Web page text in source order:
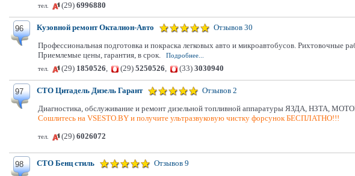
тел.
(29) 6996880
96 Кузовной ремонт Окталион-Авто Отзывов 30
Профессиональная подготовка и покраска легковых авто и микроавтобусов.
Приемлемые цены, гарантия, в срок.
Подробнее...
тел.
(29) 1850526, (29) 5250526, (33) 3030940
97 СТО Цитадель Дизель Гарант Отзывов 2
Диагностика, обслуживание и ремонт дизельной топливной аппаратуры ЯЗДА, НЗТА,
Сошлитесь на VSESTO.BY и получите ультразвуковую чистку форсунок БЕСПЛАТНО!!!
тел. (29) 6026072
98 СТО Бенц стиль Отзывов 9